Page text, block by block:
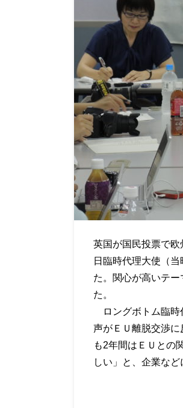
英国が国民投票で
日臨時代理大使（当
た。関心が高いテ
た。
ロングボトム臨時
声がＥＵ離脱交渉
も2年間はＥＵとの
しい」と、企業など